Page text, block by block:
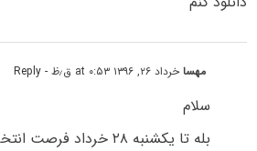
مهساخرداد ۲۶, ۱۳۹۶ at ۰:۵۳ ق٫ظ - Reply
سلام
بله تا یکشنبه ۲۸ خرداد فرصت انتخاب رشته هست.